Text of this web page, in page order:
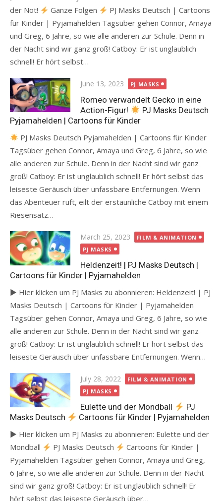
der Not!
Ganze Folgen
PJ Masks Deutsch | Cartoons
für Kinder | Pyjamahelden Tagsüber gehen Connor, Amaya
und Greg, 6 Jahre, so wie alle anderen zur Schule. Denn in
der Nacht sind wir ganz groß! Catboy: Er ist unglaublich
schnell! Er hört selbst…
Posted
on
June 13, 2023 PJ MASKS
Romeo verwandelt Gecko in eine
Action-Figur!
PJ Masks Deutsch
Pyjamahelden | Cartoons für Kinder
PJ Masks Deutsch Pyjamahelden | Cartoons für Kinder
Tagsüber gehen Connor, Amaya und Greg, 6 Jahre, so wie
alle anderen zur Schule. Denn in der Nacht sind wir ganz
groß! Catboy: Er ist unglaublich schnell! Er hört selbst das
leiseste Geräusch über unfassbare Entfernungen. Wenn
das Abenteuer ruft, eilt der erstaunliche Catboy mit einem
Riesensatz…
Posted
on
March 25, 2023
FILM & ANIMATION
PJ MASKS
Heldenzeit! | PJ Masks Deutsch |
Cartoons für Kinder | Pyjamahelden
► Hier klicken um PJ Masks zu abonnieren: Heldenzeit! | PJ
Masks Deutsch | Cartoons für Kinder | Pyjamahelden
Tagsüber gehen Connor, Amaya und Greg, 6 Jahre, so wie
alle anderen zur Schule. Denn in der Nacht sind wir ganz
groß! Catboy: Er ist unglaublich schnell! Er hört selbst das
leiseste Geräusch über unfassbare Entfernungen. Wenn…
Posted
on
July 28, 2022
FILM & ANIMATION
PJ MASKS
Eulette und der Mondball
PJ
Masks Deutsch
Cartoons für Kinder | Pyjamahelden
► Hier klicken um PJ Masks zu abonnieren: Eulette und der
Mondball
PJ Masks Deutsch
Cartoons für Kinder |
Pyjamahelden Tagsüber gehen Connor, Amaya und Greg,
6 Jahre, so wie alle anderen zur Schule. Denn in der Nacht
sind wir ganz groß! Catboy: Er ist unglaublich schnell! Er
hört selbst das leiseste Geräusch über…